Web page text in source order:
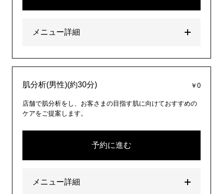
メニュー詳細
肌分析(男性)(約30分) ￥0
店舗で肌分析をし、お客さまの目指す肌に向けておすすめの
ケアをご提案します。
予約に進む
メニュー詳細